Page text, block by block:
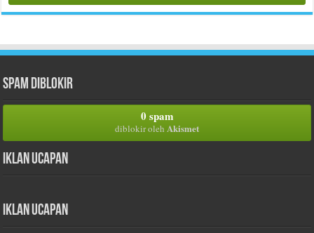
Spam Diblokir
0 spam
diblokir oleh Akismet
Iklan Ucapan
Iklan Ucapan